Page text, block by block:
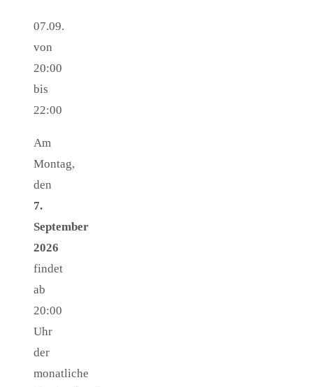
07.09.
von
20:00
bis
22:00
Am
Montag,
den
7.
September
2026
findet
ab
20:00
Uhr
der
monatliche